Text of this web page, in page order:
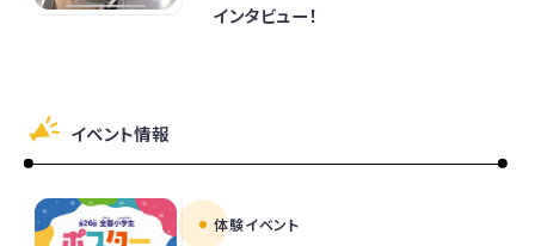
インタビュー！
イベント情報
体験イベント